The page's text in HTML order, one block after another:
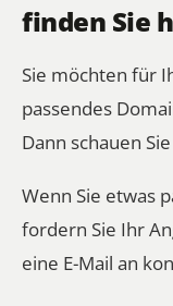
finden Sie
Sie möchten für
passendes
Dann schauen
Wenn Sie etwas
fordern Sie Ihr
eine E-Mail an